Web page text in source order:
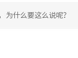
什么要这么说呢？